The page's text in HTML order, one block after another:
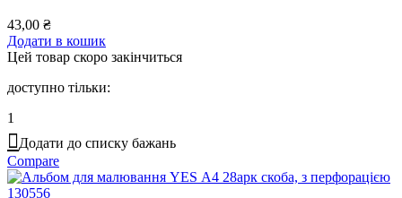
43,00 ₴
Додати в кошик
Цей товар скоро закінчиться
доступно тільки:
1
Додати до списку бажань
Compare